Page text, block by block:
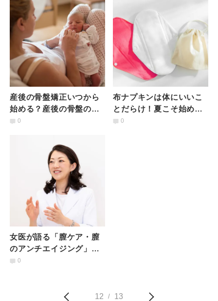
産後の骨盤矯正いつから
始める？産後の骨盤の状
態とおすすめヨガ＆トレ
0
布ナプキンは体にいいこ
とだらけ！夏こそ始めた
い"布ナプ"のいろは
0
女医が語る「膣ケア・膣
のアンチエイジング」ど
んな治療法があるの？
0
12 / 13